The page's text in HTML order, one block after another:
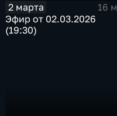
2 марта
16
Эфир от 02.03.2026
(19:30)